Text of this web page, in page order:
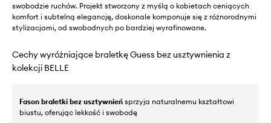
swobodzie ruchów. Projekt stworzony z myślą o kobietach ceniących
komfort i subtelną elegancję, doskonale komponuje się z różnorodnymi
stylizacjami, od swobodnych po bardziej wyrafinowane.
Cechy wyróżniające braletkę Guess bez usztywnienia z
kolekcji BELLE
Fason braletki bez usztywnień sprzyja naturalnemu kształtowi
biustu, oferując lekkość i swobodę